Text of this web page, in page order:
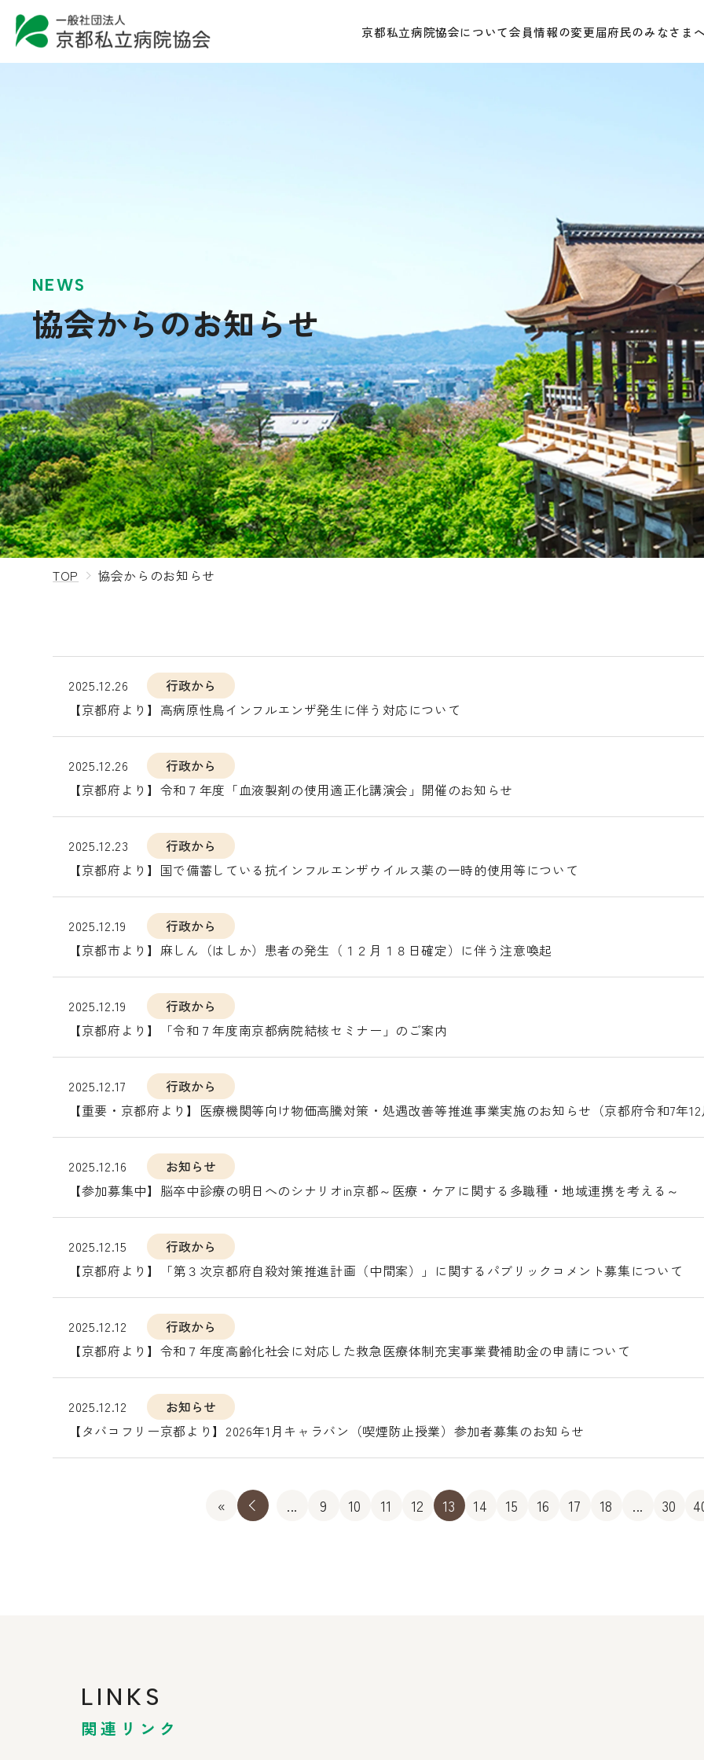
京都私立病院協会について会員情報の変更届府民のみなさまへ
NEWS
協会からのお知らせ
TOP 協会からのお知らせ
2025.12.26
行政から
【京都府より】高病原性鳥インフルエンザ発生に伴う対応について
2025.12.26
行政から
【京都府より】令和７年度「血液製剤の使用適正化講演会」開催のお知らせ
2025.12.23
行政から
【京都府より】国で備蓄している抗インフルエンザウイルス薬の一時的使用等について
2025.12.19
行政から
【京都市より】麻しん（はしか）患者の発生（１２月１８日確定）に伴う注意喚起
2025.12.19
行政から
【京都府より】「令和７年度南京都病院結核セミナー」のご案内
2025.12.17
行政から
【重要・京都府より】医療機関等向け物価高騰対策・処遇改善等推進事業実施のお知らせ（京都府令和7年12
2025.12.16
お知らせ
【参加募集中】脳卒中診療の明日へのシナリオin京都～医療・ケアに関する多職種・地域連携を考える～
2025.12.15
行政から
【京都府より】「第３次京都府自殺対策推進計画（中間案）」に関するパブリックコメント募集について
2025.12.12
行政から
【京都府より】令和７年度高齢化社会に対応した救急医療体制充実事業費補助金の申請について
2025.12.12
お知らせ
【タバコフリー京都より】2026年1月キャラバン（喫煙防止授業）参加者募集のお知らせ
« « ... 9 10 11 12 13 14 15 16 17 18 ... 30
LINKS
関連リンク